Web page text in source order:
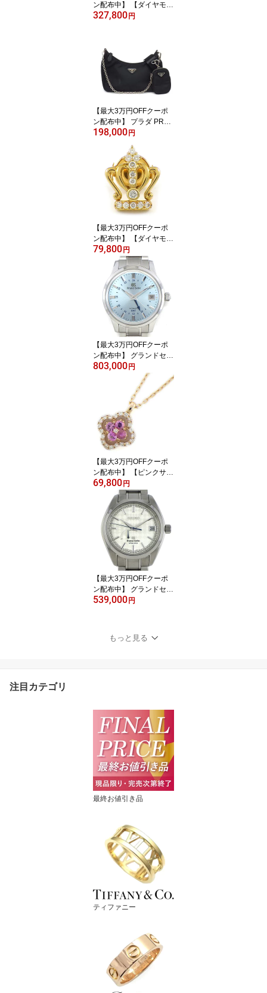
ン配布中】 【ダイヤモン
ド】 ネックレス ハート
古】
327,800 円
【最大3万円OFFクーポ
ン配布中】 プラダ PRAD
A ショルダーバッグ Re-
Edition 2005 Re-Nylon 1
BH204 ナイロン サフィ
アーノレザー シルバー金
具 【中古】
198,000 円
【最大3万円OFFクーポ
ン配布中】 【ダイヤモン
ド】 ピンブローチ 王冠
モチーフ ダイヤモンド
計0.25ct K18YG 【中
古】
79,800 円
【最大3万円OFFクーポ
ン配布中】 グランドセイ
コー Grand Seiko 腕時計
エレガンスコレクション
キャリバー9S 25周年記
念 1700本限定モデル SB
GM253/9S6600M0 GMT
デイト サンレイ スカイ
ブルー文字盤 SS 自動巻
き 【箱・保付き】 【中
古】
803,000 円
【最大3万円OFFクーポ
ン配布中】 【ピンクサフ
ァイア ダイヤモンド】
ネックレス フラワーモチ
ーフ ピンク サファイア
計0.27ct ダイヤモンド 計
0.13ct K18PG 【中古】
69,800 円
【最大3万円OFFクーポ
ン配布中】 グランドセイ
コー Grand Seiko 腕時計
SBGA109/9R15-0AG0
デイト パワーリザーブ表
539,000 円
もっと見る
注目カテゴリ
最終お値引き品
ティファニー